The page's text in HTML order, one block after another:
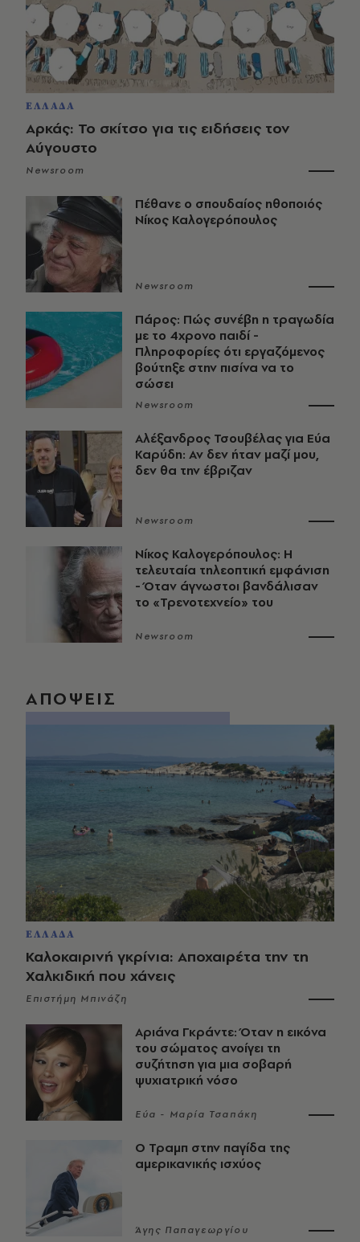
ΕΛΛΑΔΑ
Αρκάς: Το σκίτσο για τις ειδήσεις τον
Αύγουστο
Newsroom
Πέθανε ο σπουδαίος ηθοποιός
Νίκος Καλογερόπουλος
Newsroom
Πάρος: Πώς συνέβη η τραγωδία
με το 4χρονο παιδί -
Πληροφορίες ότι εργαζόμενος
βούτηξε στην πισίνα να το
σώσει
Newsroom
Αλέξανδρος Τσουβέλας για Εύα
Καρύδη: Αν δεν ήταν μαζί μου,
δεν θα την έβριζαν
Newsroom
Νίκος Καλογερόπουλος: Η
τελευταία τηλεοπτική εμφάνιση
- Όταν άγνωστοι βανδάλισαν
το «Τρενοτεχνείο» του
Newsroom
ΑΠΟΨΕΙΣ
ΕΛΛΑΔΑ
Καλοκαιρινή γκρίνια: Αποχαιρέτα την τη
Χαλκιδική που χάνεις
Επιστήμη Μπινάζη
Αριάνα Γκράντε: Όταν η εικόνα
του σώματος ανοίγει τη
συζήτηση για μια σοβαρή
ψυχιατρική νόσο
Εύα - Μαρία Τσαπάκη
Ο Τραμπ στην παγίδα της
αμερικανικής ισχύος
Άγης Παπαγεωργίου